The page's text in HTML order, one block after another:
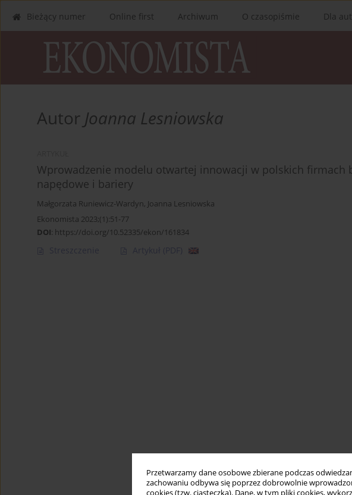
Przetwarzamy dane osobowe zbierane podczas
zachowaniu odbywa się poprzez dobrowolnie
cookies (tzw. ciasteczka). Dane, w tym pliki cookies,
Bieżący numer Online first Archiwum O czasopiśmie Dla
Autor Joanna Lesniowska
Wprowadzenie modelu otwartej innowacji w polskich firmach
napędowe i bariery
Małgorzata Runiewicz-Wardyn, Joanna Lesniowska
Ekonomista 2023;(1):51-77
DOI: https://doi.org/10.52335/ekon/161834
Streszczenie Artykuł (PDF)